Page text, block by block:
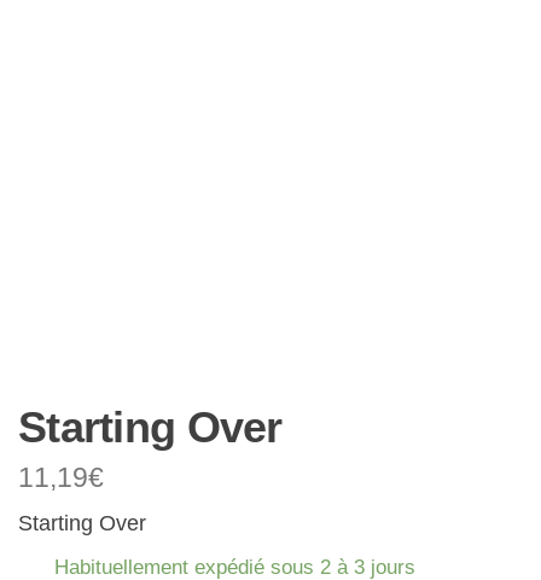
Starting Over
11,19€
Starting Over
Habituellement expédié sous 2 à 3 jours